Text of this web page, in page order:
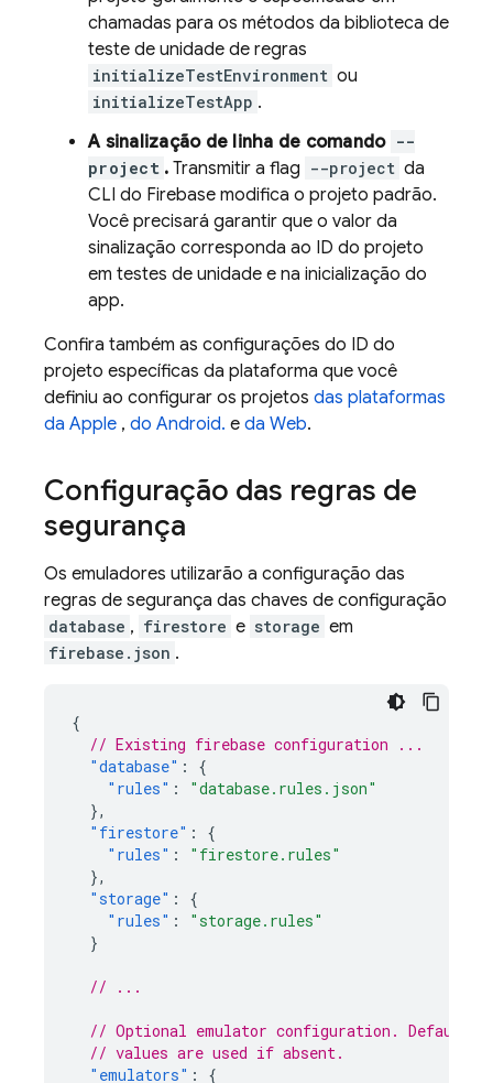
chamadas para os métodos da biblioteca de
teste de unidade de regras
initializeTestEnvironment ou
initializeTestApp .
A sinalização de linha de comando --
project . Transmitir a flag --project da
CLI do Firebase modifica o projeto padrão.
Você precisará garantir que o valor da
sinalização corresponda ao ID do projeto
em testes de unidade e na inicialização do
app.
Confira também as configurações do ID do
projeto específicas da plataforma que você
definiu ao configurar os projetos das plataformas
da Apple , do Android. e da Web.
Configuração das regras de
segurança
Os emuladores utilizarão a configuração das
regras de segurança das chaves de configuração
database , firestore e storage em
firebase.json .
{
// Existing firebase configuration ...
"database" :
{
"rules" :
"database.rules.json"
},
"firestore" :
{
"rules" :
"firestore.rules"
},
"storage" :
{
"rules" :
"storage.rules"
}
// ...
// Optional emulator configuration. Default
// values are used if absent.
"emulators" :
{